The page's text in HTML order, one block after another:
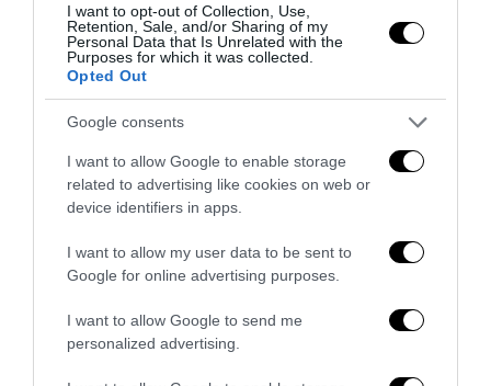
I want to opt-out of Collection, Use,
Retention, Sale, and/or Sharing of my
Personal Data that Is Unrelated with the
Purposes for which it was collected.
Opted Out
Google consents
I want to allow Google to enable storage
related to advertising like cookies on web or
device identifiers in apps.
I want to allow my user data to be sent to
Google for online advertising purposes.
I want to allow Google to send me
personalized advertising.
Dall’affitto alla proprietà: la sfida che il Piano Casa non
raccoglie